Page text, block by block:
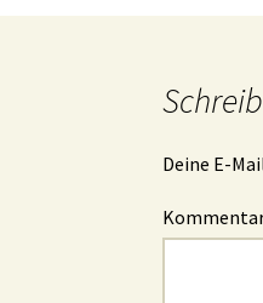
Deine E-